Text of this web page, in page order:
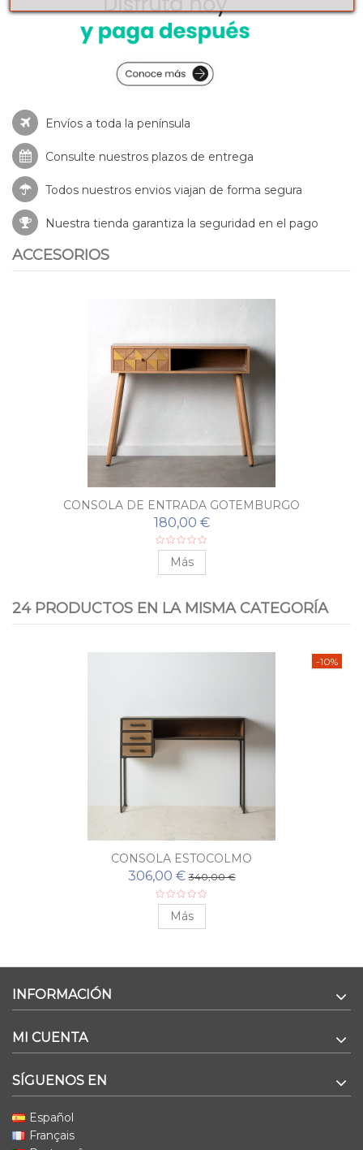
Envíos a toda la península
Consulte nuestros plazos de entrega
Todos nuestros envios viajan de forma segura
Nuestra tienda garantiza la seguridad en el pago
ACCESORIOS
CONSOLA DE ENTRADA GOTEMBURGO
180,00 €
Más
24 PRODUCTOS EN LA MISMA CATEGORÍA
-10%
CONSOLA ESTOCOLMO
306,00 €340,00 €
Más
INFORMACIÓN
MI CUENTA
SÍGUENOS EN
Español
Français